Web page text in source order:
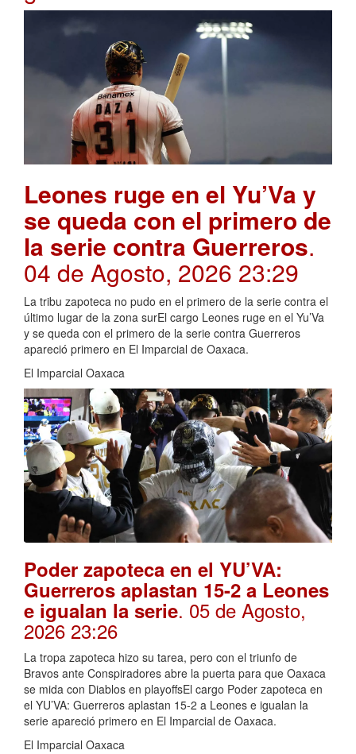
Leones ruge en el Yu’Va y
se queda con el primero de
la serie contra Guerreros.
04 de Agosto, 2026 23:29
La tribu zapoteca no pudo en el primero de la serie contra el
último lugar de la zona surEl cargo Leones ruge en el Yu’Va
y se queda con el primero de la serie contra Guerreros
apareció primero en El Imparcial de Oaxaca.
El Imparcial Oaxaca
Poder zapoteca en el YU’VA:
Guerreros aplastan 15-2 a Leones
e igualan la serie. 05 de Agosto,
2026 23:26
La tropa zapoteca hizo su tarea, pero con el triunfo de
Bravos ante Conspiradores abre la puerta para que Oaxaca
se mida con Diablos en playoffsEl cargo Poder zapoteca en
el YU’VA: Guerreros aplastan 15-2 a Leones e igualan la
serie apareció primero en El Imparcial de Oaxaca.
El Imparcial Oaxaca